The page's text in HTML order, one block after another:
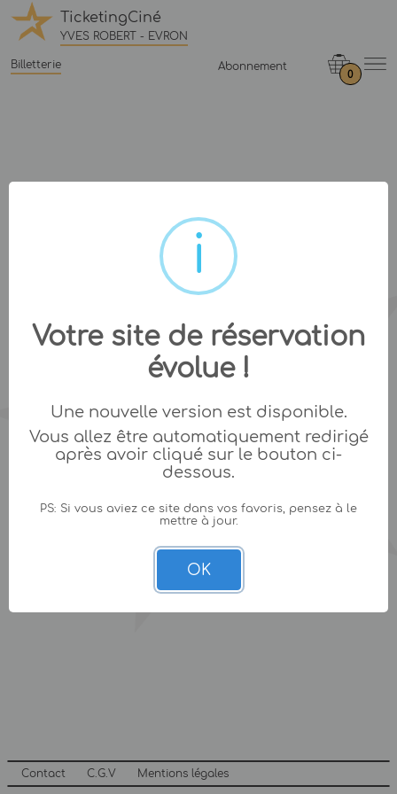
TicketingCiné
YVES ROBERT - EVRON
Billetterie Abonnement
0
Contact C.G.V Mentions légales
Votre site de réservation
évolue !
Une nouvelle version est disponible.
Vous allez être automatiquement redirigé
après avoir cliqué sur le bouton ci-
dessous.
PS: Si vous aviez ce site dans vos favoris, pensez à le
mettre à jour.
OK